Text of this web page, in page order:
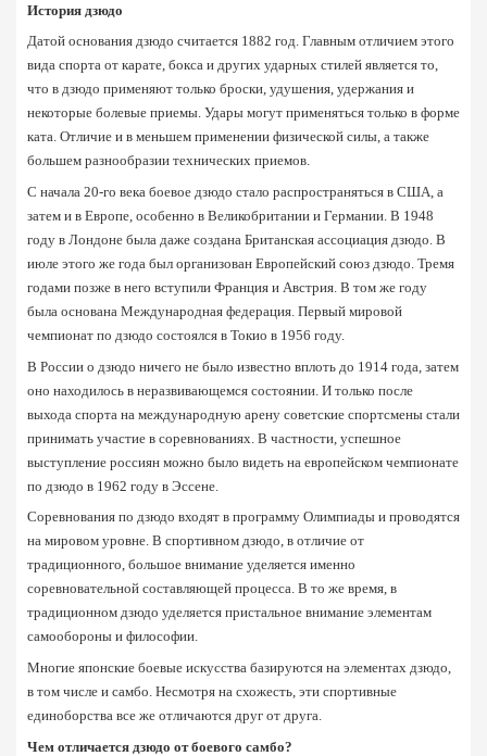
История дзюдо
Датой основания дзюдо считается 1882 год. Главным отличием этого
вида спорта от карате, бокса и других ударных стилей является то,
что в дзюдо применяют только броски, удушения, удержания и
некоторые болевые приемы. Удары могут применяться только в форме
ката. Отличие и в меньшем применении физической силы, а также
большем разнообразии технических приемов.
С начала 20-го века боевое дзюдо стало распространяться в США, а
затем и в Европе, особенно в Великобритании и Германии. В 1948
году в Лондоне была даже создана Британская ассоциация дзюдо. В
июле этого же года был организован Европейский союз дзюдо. Тремя
годами позже в него вступили Франция и Австрия. В том же году
была основана Международная федерация. Первый мировой
чемпионат по дзюдо состоялся в Токио в 1956 году.
В России о дзюдо ничего не было известно вплоть до 1914 года, затем
оно находилось в неразвивающемся состоянии. И только после
выхода спорта на международную арену советские спортсмены стали
принимать участие в соревнованиях. В частности, успешное
выступление россиян можно было видеть на европейском чемпионате
по дзюдо в 1962 году в Эссене.
Соревнования по дзюдо входят в программу Олимпиады и проводятся
на мировом уровне. В спортивном дзюдо, в отличие от
традиционного, большое внимание уделяется именно
соревновательной составляющей процесса. В то же время, в
традиционном дзюдо уделяется пристальное внимание элементам
самообороны и философии.
Многие японские боевые искусства базируются на элементах дзюдо,
в том числе и самбо. Несмотря на схожесть, эти спортивные
единоборства все же отличаются друг от друга.
Чем отличается дзюдо от боевого самбо?